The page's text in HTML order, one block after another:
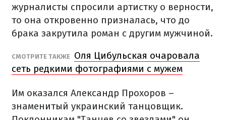
журналисты спросили артистку о верности,
то она откровенно призналась, что до
брака закрутила роман с другим мужчиной.
СМОТРИТЕ ТАКЖЕ Оля Цибульская очаровала
сеть редкими фотографиями с мужем
Им оказался Александр Прохоров –
знаменитый украинский танцовщик.